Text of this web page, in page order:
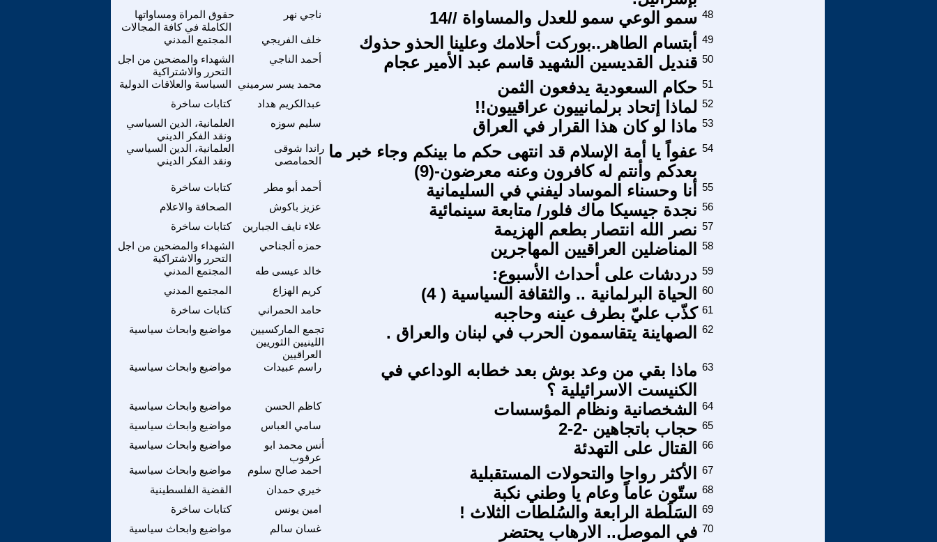
حقوق المراة ومساواتها
الكاملة في كافة المجالات
ناجي نهر سمو الوعي سمو للعدل والمساواة //14 48
المجتمع المدني خلف الفريجي أبتسام الطاهر..بوركت أحلامك وعلينا الحذو حذوك
49
الشهداء والمضحين من اجل
التحرر والاشتراكية
أحمد الناجي قنديل القديسين الشهيد قاسم عبد الأمير عجام 50
السياسة والعلاقات الدولية محمد يسر سرميني حكام السعودية يدفعون الثمن 51
كتابات ساخرة
عبدالكريم هداد لماذا إتحاد برلمانييون عراقييون!! 52
العلمانية، الدين السياسي
ونقد الفكر الديني
سليم سوزه ماذا لو كان هذا القرار في العراق 53
العلمانية، الدين السياسي
ونقد الفكر الديني
راندا شوقى
الحمامصى
عفواً يا أمة الإسلام قد انتهى حكم ما بينكم وجاء خبر ما
بعدكم وأنتم له كافرون وعنه معرضون-(9)
54
كتابات ساخرة أحمد أبو مطر أنا وحسناء الموساد ليفني في السليمانية
55
الصحافة والاعلام
عزيز باكوش نجدة جيسيكا ماك فلور/ متابعة سينمائية 56
كتابات ساخرة
علاء نايف الجبارين نصر الله انتصار بطعم الهزيمة 57
الشهداء والمضحين من اجل
التحرر والاشتراكية
حمزه ألجناحي المناضلين العراقيين المهاجرين 58
المجتمع المدني خالد عيسى طه دردشات على أحداث الأسبوع: 59
المجتمع المدني
كريم الهزاع الحياة البرلمانية .. والثقافة السياسية ( 4)
60
كتابات ساخرة
حامد الحمراني كذّب عليّ بطرف عينه وحاجبه 61
مواضيع وابحاث سياسية
تجمع الماركسيين
اللينيين الثوريين
العراقيين
الصهاينة يتقاسمون الحرب في لبنان والعراق . 62
مواضيع وابحاث سياسية راسم عبيدات
ماذا بقي من وعد بوش بعد خطابه الوداعي في
الكنيست الاسرائيلية ؟
63
مواضيع وابحاث سياسية كاظم الحسن الشخصانية ونظام المؤسسات
64
مواضيع وابحاث سياسية
سامي العباس حجاب باتجاهين -2-2 65
مواضيع وابحاث سياسية
أنس محمد ابو
عرقوب
القتال على التهدئة 66
مواضيع وابحاث سياسية احمد صالح سلوم الأكثر رواجا والتحولات المستقبلية
67
القضية الفلسطينية
خيري حمدان ستّون عاماً وعام يا وطني نكبة 68
كتابات ساخرة
امين يونس السَلَطة الرابعة والسُلطات الثلاث !
69
مواضيع وابحاث سياسية
غسان سالم في الموصل.. الارهاب يحتضر 70